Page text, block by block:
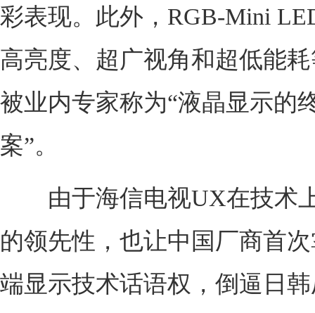
彩表现。此外，RGB-Mini
高亮度、超广视角和超低能
被业内专家称为“液晶显示的
案”。
由于海信电视UX在技术
的领先性，也让中国厂商首
端显示技术话语权，倒逼日